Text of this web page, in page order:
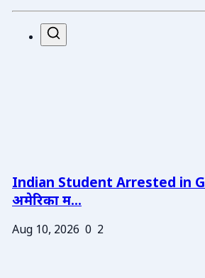
Indian Student Arrested in
अमेरिका म...
Aug 10, 2026 0 2